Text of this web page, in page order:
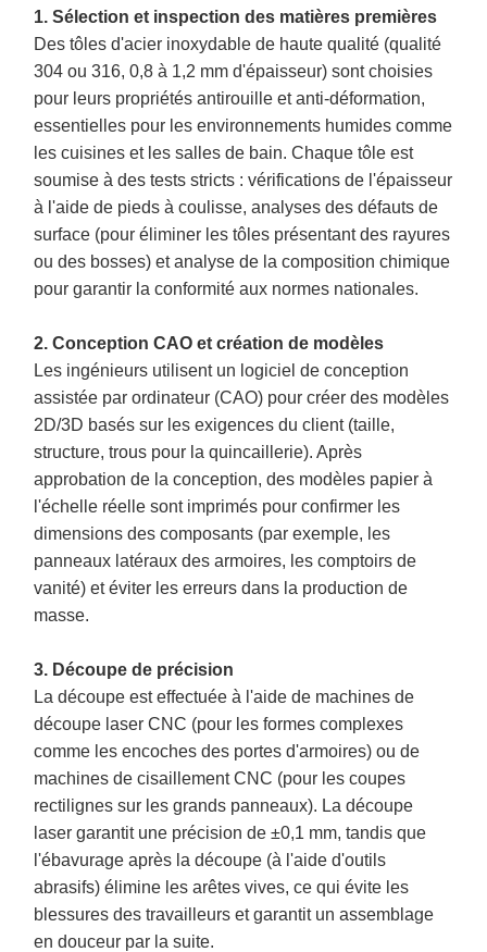
1. Sélection et inspection des matières premières
Des tôles d'acier inoxydable de haute qualité (qualité
304 ou 316, 0,8 à 1,2 mm d'épaisseur) sont choisies
pour leurs propriétés antirouille et anti-déformation,
essentielles pour les environnements humides comme
les cuisines et les salles de bain. Chaque tôle est
soumise à des tests stricts : vérifications de l'épaisseur
à l'aide de pieds à coulisse, analyses des défauts de
surface (pour éliminer les tôles présentant des rayures
ou des bosses) et analyse de la composition chimique
pour garantir la conformité aux normes nationales.
2. Conception CAO et création de modèles
Les ingénieurs utilisent un logiciel de conception
assistée par ordinateur (CAO) pour créer des modèles
2D/3D basés sur les exigences du client (taille,
structure, trous pour la quincaillerie). Après
approbation de la conception, des modèles papier à
l'échelle réelle sont imprimés pour confirmer les
dimensions des composants (par exemple, les
panneaux latéraux des armoires, les comptoirs de
vanité) et éviter les erreurs dans la production de
masse.
3. Découpe de précision
La découpe est effectuée à l'aide de machines de
découpe laser CNC (pour les formes complexes
comme les encoches des portes d'armoires) ou de
machines de cisaillement CNC (pour les coupes
rectilignes sur les grands panneaux). La découpe
laser garantit une précision de ±0,1 mm, tandis que
l'ébavurage après la découpe (à l'aide d'outils
abrasifs) élimine les arêtes vives, ce qui évite les
blessures des travailleurs et garantit un assemblage
en douceur par la suite.